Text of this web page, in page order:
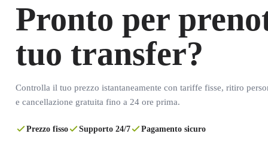
Pronto per
tuo transfer?
Controlla il tuo prezzo istantaneamente con tariffe fisse, ritiro
e cancellazione gratuita fino a 24 ore prima.
Prezzo fisso Supporto 24/7 Pagamento sicuro